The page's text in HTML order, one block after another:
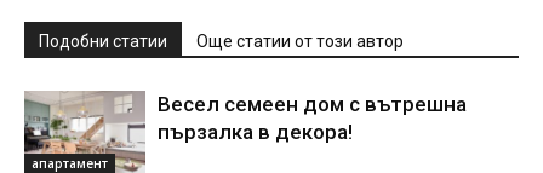
Подобни статии Още статии от този автор
апартамент
Весел семеен дом с вътрешна
пързалка в декора!